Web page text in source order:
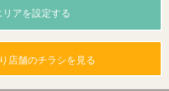
リアを設定する
店舗のチラシを見る